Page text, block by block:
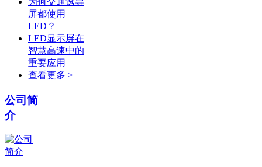
屏都使用
LED？
LED显示屏在
智慧高速中的
重要应用
查看更多 >
公司简
介